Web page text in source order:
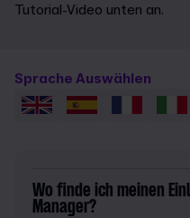
Tutorial-Video unten an.
Sprache Auswählen
Wo finde ich meinen
Manager?